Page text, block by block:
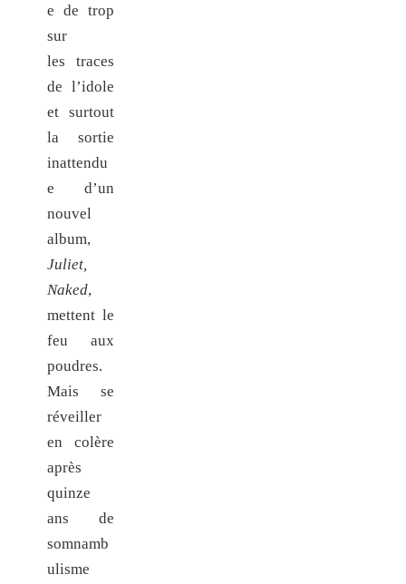
e de trop
sur
les traces
de l’idole
et surtout
la sortie
inattendu
e d’un
nouvel
album,
Juliet,
Naked,
mettent le
feu aux
poudres.
Mais se
réveiller
en
colère
après
quinze
ans de
somnamb
ulisme